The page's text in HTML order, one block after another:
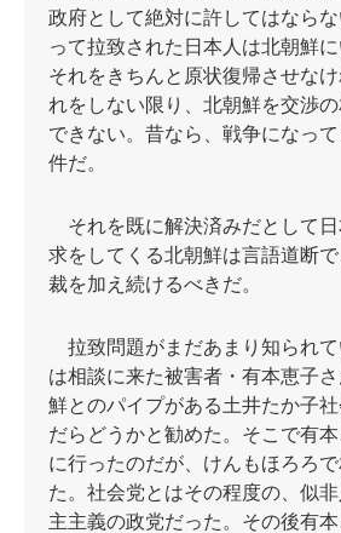
政府として絶対に許してはなら
って拉致された日本人は北朝鮮に
それをきちんと原状復帰させな
れをしない限り、北朝鮮を交渉
できない。昔なら、戦争になっ
件だ。
それを既に解決済みだとして
求をしてくる北朝鮮は言語道断
裁を加え続けるべきだ。
拉致問題がまだあまり知られ
は相談に来た被害者・有本恵子
鮮とのパイプがある土井たか子
だらどうかと勧めた。そこで有
に行ったのだが、けんもほろろ
た。社会党とはその程度の、似
主主義の政党だった。その後有